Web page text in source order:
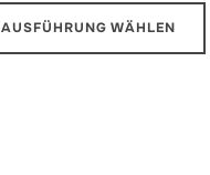
AUSFÜHRUNG WÄHLEN